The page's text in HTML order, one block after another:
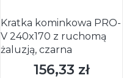
Kratka kominkowa PRO-
V 240x170 z ruchomą
żaluzją, czarna
Cena
156,33 zł